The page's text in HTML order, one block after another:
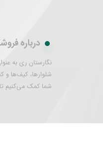
درباره
نگارستان ری به
شلوارها، کیف‌ها و
شما کمک می‌کنیم تا